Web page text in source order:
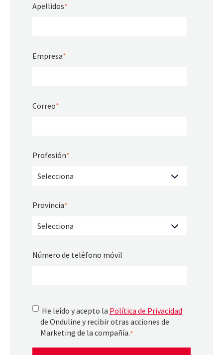
Apellidos*
Empresa*
Correo*
Profesión*
Provincia*
Número de teléfono móvil
He leído y acepto la Política de Privacidad
de Onduline y recibir otras acciones de
Marketing de la compañía.*